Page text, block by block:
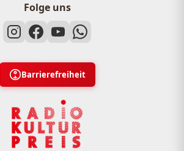
Folge uns
Barrierefreiheit